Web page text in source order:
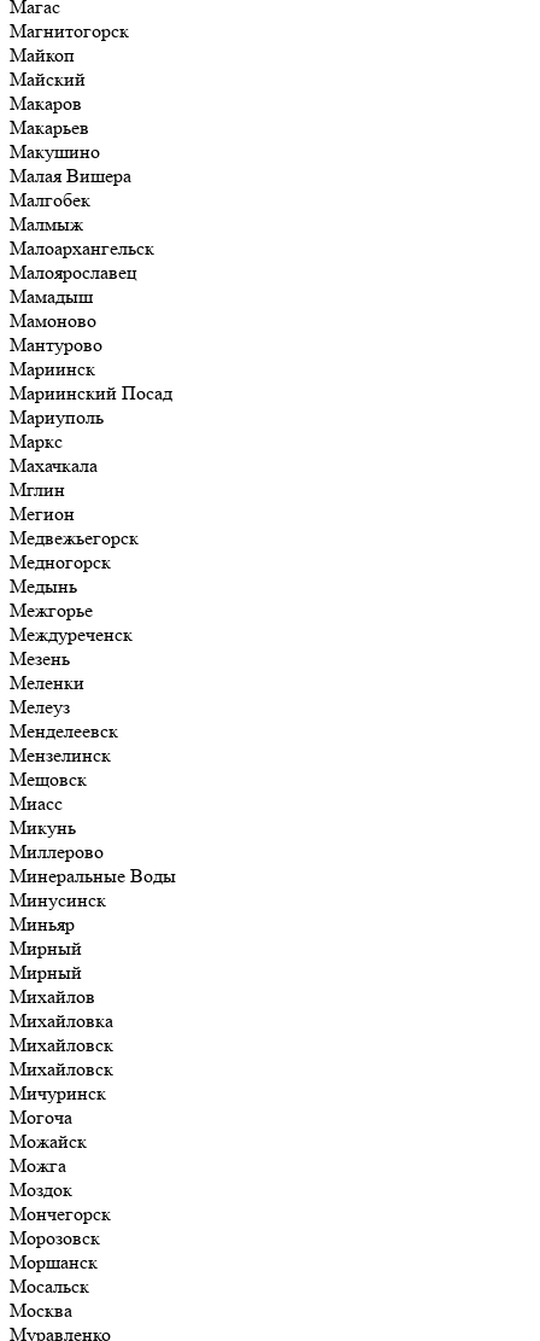
Магас
Магнитогорск
Майкоп
Майский
Макаров
Макарьев
Макушино
Малая Вишера
Малгобек
Малмыж
Малоархангельск
Малоярославец
Мамадыш
Мамоново
Мантурово
Мариинск
Мариинский Посад
Мариуполь
Маркс
Махачкала
Мглин
Мегион
Медвежьегорск
Медногорск
Медынь
Межгорье
Междуреченск
Мезень
Меленки
Мелеуз
Менделеевск
Мензелинск
Мещовск
Миасс
Микунь
Миллерово
Минеральные Воды
Минусинск
Миньяр
Мирный
Мирный
Михайлов
Михайловка
Михайловск
Михайловск
Мичуринск
Могоча
Можайск
Можга
Моздок
Мончегорск
Морозовск
Моршанск
Мосальск
Москва
Муравленко